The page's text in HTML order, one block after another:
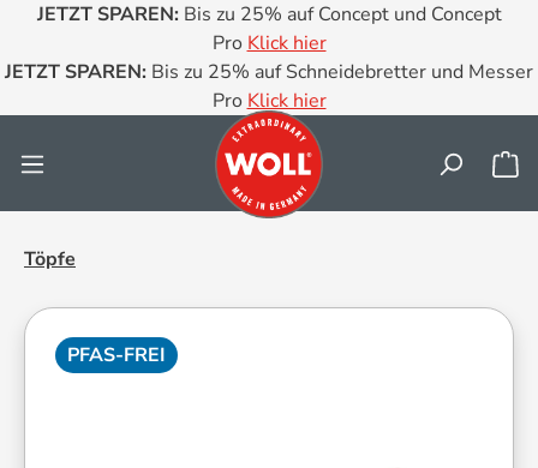
Zum Hauptinhalt springen
JETZT SPAREN: Bis zu 25% auf Concept und Concept
Pro Klick hier
JETZT SPAREN: Bis zu 25% auf Schneidebretter und Messer
Pro Klick hier
Töpfe
PFAS-FREI